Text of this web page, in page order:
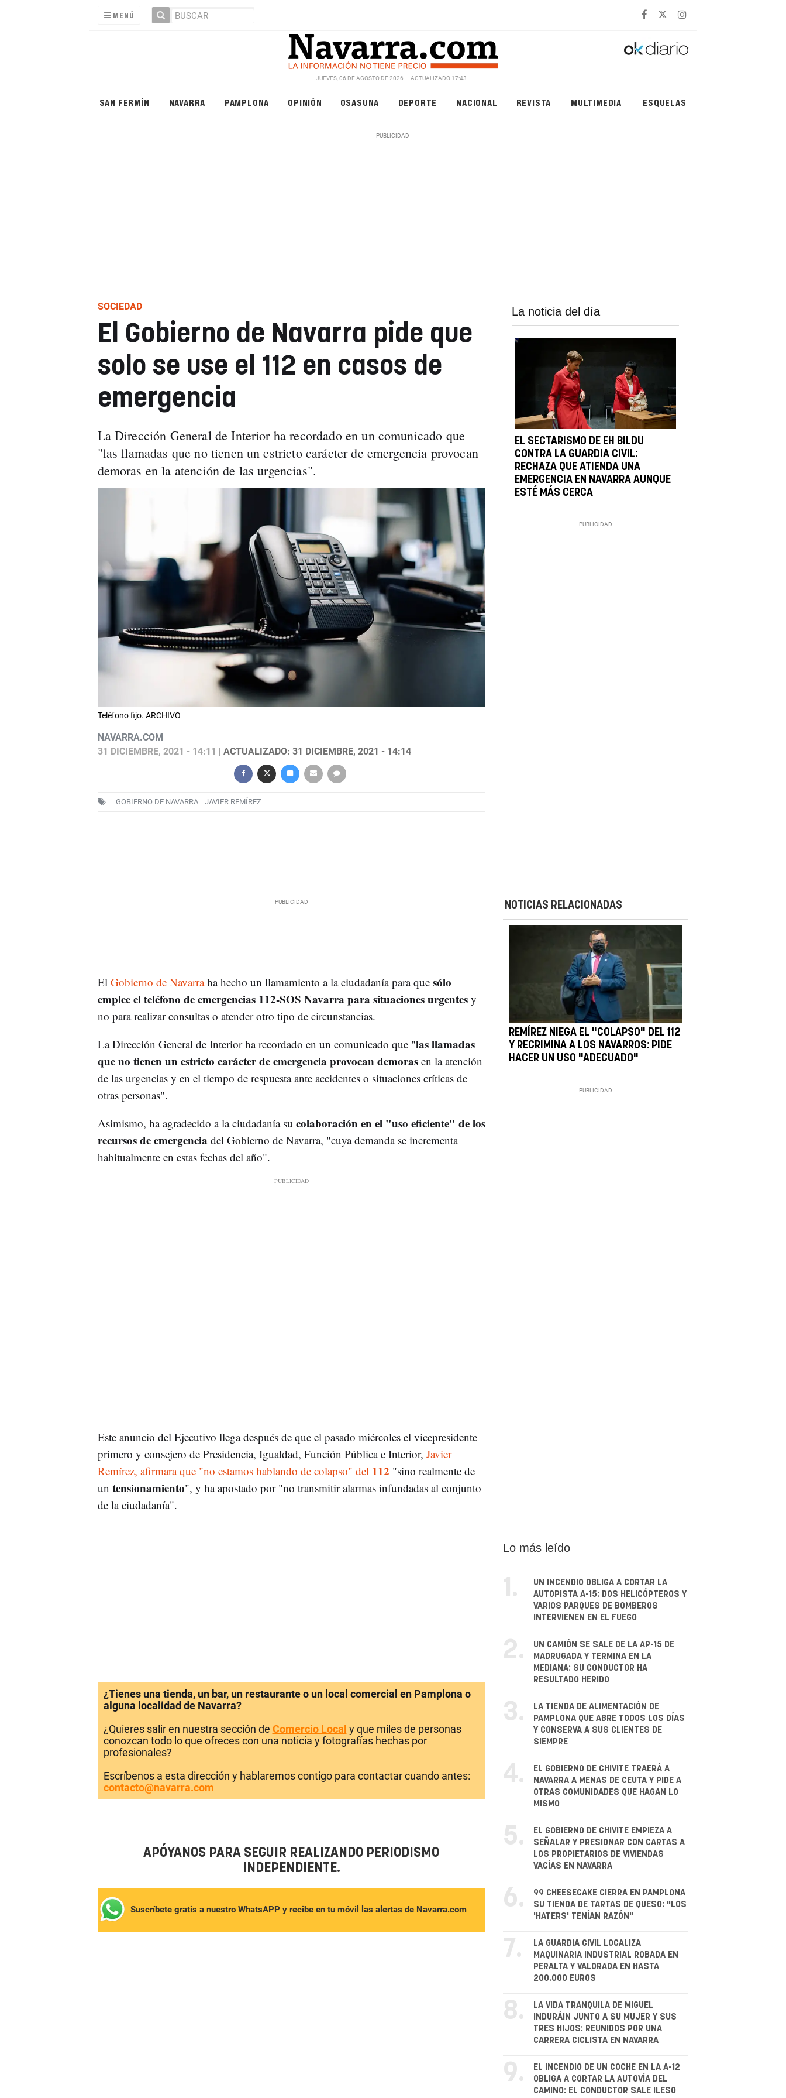
MENÚ
JUEVES, 06 DE AGOSTO DE 2026 ACTUALIZADO 17:43
SAN FERMÍN NAVARRA PAMPLONA OPINIÓN OSASUNA DEPORTE NACIONAL REVISTA MULTIMEDIA ESQUELAS
SOCIEDAD
El Gobierno de Navarra pide que
solo se use el 112 en casos de
emergencia
La Dirección General de Interior ha recordado en un comunicado que
"las llamadas que no tienen un estricto carácter de emergencia provocan
demoras en la atención de las urgencias".
Teléfono fijo. ARCHIVO
NAVARRA.COM
31 DICIEMBRE, 2021 - 14:11 | ACTUALIZADO: 31 DICIEMBRE, 2021 - 14:14
GOBIERNO DE NAVARRA JAVIER REMÍREZ
La noticia del día
EL SECTARISMO DE EH BILDU
CONTRA LA GUARDIA CIVIL:
RECHAZA QUE ATIENDA UNA
EMERGENCIA EN NAVARRA AUNQUE
ESTÉ MÁS CERCA
El Gobierno de Navarraha hecho un llamamiento a la ciudadanía para que sólo
emplee el teléfono de emergencias 112-SOS Navarra para situaciones urgentes y
no para realizar consultas o atender otro tipo de circunstancias.
La Dirección General de Interior ha recordado en un comunicado que "las llamadas
que no tienen un estricto carácter de emergencia provocan demoras en la atención
de las urgencias y en el tiempo de respuesta ante accidentes o situaciones críticas de
otras personas".
Asimismo, ha agradecido a la ciudadanía su colaboración en el "uso eficiente" de los
recursos de emergencia del Gobierno de Navarra, "cuya demanda se incrementa
habitualmente en estas fechas del año".
Este anuncio del Ejecutivo llega después de que el pasado miércoles el vicepresidente
primero y consejero de Presidencia, Igualdad, Función Pública e Interior, Javier
Remírez, afirmara que "no estamos hablando de colapso" del 112 "sino realmente de
un tensionamiento", y ha apostado por "no transmitir alarmas infundadas al conjunto
de la ciudadanía".
NOTICIAS RELACIONADAS
REMÍREZ NIEGA EL "COLAPSO" DEL 112
Y RECRIMINA A LOS NAVARROS: PIDE
HACER UN USO "ADECUADO"
¿Tienes una tienda, un bar, un restaurante o un local comercial en Pamplona o
alguna localidad de Navarra?
¿Quieres salir en nuestra sección de Comercio Local y que miles de personas
conozcan todo lo que ofreces con una noticia y fotografías hechas por
profesionales?
Escríbenos a esta dirección y hablaremos contigo para contactar cuando antes:
contacto@navarra.com
APÓYANOS PARA SEGUIR REALIZANDO PERIODISMO
INDEPENDIENTE.
Suscríbete gratis a nuestro WhatsAPP y recibe en tu móvil las alertas de Navarra.com
Lo más leído
1.
UN INCENDIO OBLIGA A CORTAR LA
AUTOPISTA A-15: DOS HELICÓPTEROS Y
VARIOS PARQUES DE BOMBEROS
INTERVIENEN EN EL FUEGO
2.
UN CAMIÓN SE SALE DE LA AP-15 DE
MADRUGADA Y TERMINA EN LA
MEDIANA: SU CONDUCTOR HA
RESULTADO HERIDO
3.
LA TIENDA DE ALIMENTACIÓN DE
PAMPLONA QUE ABRE TODOS LOS DÍAS
Y CONSERVA A SUS CLIENTES DE
SIEMPRE
4.
EL GOBIERNO DE CHIVITE TRAERÁ A
NAVARRA A MENAS DE CEUTA Y PIDE A
OTRAS COMUNIDADES QUE HAGAN LO
MISMO
5.
EL GOBIERNO DE CHIVITE EMPIEZA A
SEÑALAR Y PRESIONAR CON CARTAS A
LOS PROPIETARIOS DE VIVIENDAS
VACÍAS EN NAVARRA
6.
99 CHEESECAKE CIERRA EN PAMPLONA
SU TIENDA DE TARTAS DE QUESO: "LOS
'HATERS' TENÍAN RAZÓN"
7.
LA GUARDIA CIVIL LOCALIZA
MAQUINARIA INDUSTRIAL ROBADA EN
PERALTA Y VALORADA EN HASTA
200.000 EUROS
8.
LA VIDA TRANQUILA DE MIGUEL
INDURÁIN JUNTO A SU MUJER Y SUS
TRES HIJOS: REUNIDOS POR UNA
CARRERA CICLISTA EN NAVARRA
9.
EL INCENDIO DE UN COCHE EN LA A-12
OBLIGA A CORTAR LA AUTOVÍA DEL
CAMINO: EL CONDUCTOR SALE ILESO